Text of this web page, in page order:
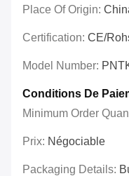
Place Of Origin:
Certification: CE/
Model Number:
Conditions De
Minimum Order
Prix: Négociable
Packaging Details: